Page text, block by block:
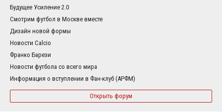
Будущее Усиление 2.0
Смотрим футбол в Москве вместе
Дизайн новой формы
Новости Calcio
Франко Барези
Новости футбола со всего мира
Информация о вступлении в Фан-клуб (АРФМ)
Открыть форум